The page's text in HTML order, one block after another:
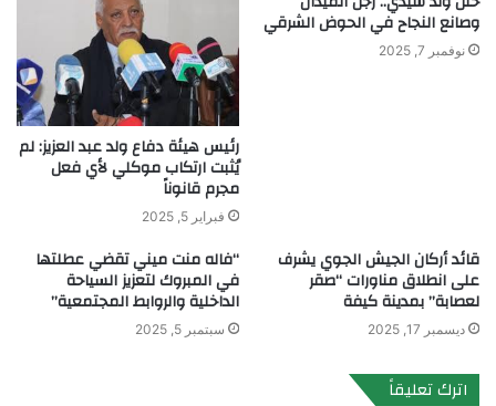
وصانع النجاح في الحوض الشرقي
نوفمبر 7, 2025
رئيس هيئة دفاع ولد عبد العزيز: لم
يُثبت ارتكاب موكلي لأي فعل
مجرم قانوناً
فبراير 5, 2025
قائد أركان الجيش الجوي يشرف
على انطلاق مناورات “صقر
لعصابة” بمدينة كيفة
ديسمبر 17, 2025
“فاله منت ميني تقضي عطلتها
في المبروك لتعزيز السياحة
الداخلية والروابط المجتمعية”
سبتمبر 5, 2025
اترك تعليقاً